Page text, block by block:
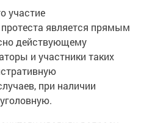
участие
является прямым
действующему
и участники таких
при наличии